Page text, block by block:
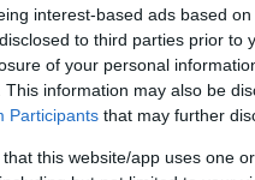
interest-based ads based
to third parties prior to
of your personal
This information may also be
Participants that may further
that this website/app uses one
mert a magyar
az új kormány
azt is részletezte,